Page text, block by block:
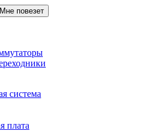
система
плата